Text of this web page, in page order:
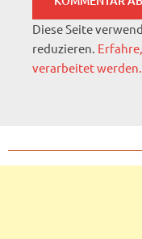
Diese Seite
reduzieren.
verarbeitet werden.